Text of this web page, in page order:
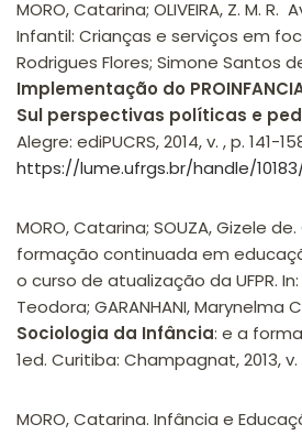
MORO, Catarina; OLIVEIRA, Z. M.
Infantil: Crianças e serviços em
Rodrigues Flores; Simone Santos
Implementação do
Sul perspectivas políticas e
Alegre: ediPUCRS, 2014, v. , p. 141-
https://lume.ufrgs.br/handle/
MORO, Catarina; SOUZA, Gizele
formação continuada em
o curso de atualização da UFPR. In:
Teodora; GARANHANI, Marynelma
Sociologia da Infância: e a
1ed. Curitiba: Champagnat, 2013, v.
MORO, Catarina. Infância e